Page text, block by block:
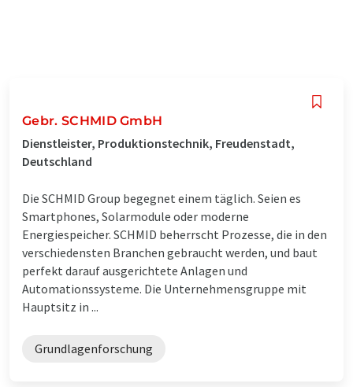
Gebr. SCHMID GmbH
Dienstleister, Produktionstechnik, Freudenstadt,
Deutschland
Die SCHMID Group begegnet einem täglich. Seien es
Smartphones, Solarmodule oder moderne
Energiespeicher. SCHMID beherrscht Prozesse, die in den
verschiedensten Branchen gebraucht werden, und baut
perfekt darauf ausgerichtete Anlagen und
Automationssysteme. Die Unternehmensgruppe mit
Hauptsitz in ...
Grundlagenforschung